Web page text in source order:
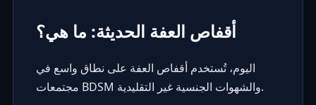
أقفاص العفة الحديثة: ما هي؟
اليوم، تُستخدم أقفاص العفة على نطاق واسع في
مجتمعات BDSM والشهوات الجنسية غير التقليدية.